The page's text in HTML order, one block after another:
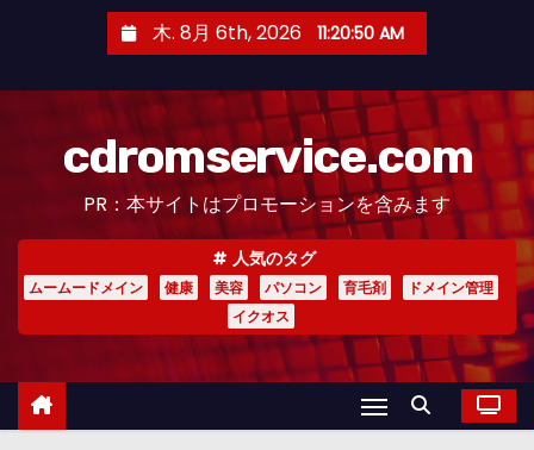
木. 8月 6th, 2026 11:20:51 AM
cdromservice.com
PR：本サイトはプロモーションを含みます
人気のタグ
ムームードメイン 健康 美容 パソコン 育毛剤
ドメイン管理
イクオス